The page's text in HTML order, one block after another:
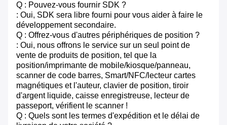
Q : Pouvez-vous fournir SDK ?
: Oui, SDK sera libre fourni pour vous aider à faire le
développement secondaire.
Q : Offrez-vous d'autres périphériques de position ?
: Oui, nous offrons le service sur un seul point de
vente de produits de position, tel que la
position/imprimante de mobile/kiosque/panneau,
scanner de code barres, Smart/NFC/lecteur cartes
magnétiques et l'auteur, clavier de position, tiroir
d'argent liquide, caisse enregistreuse, lecteur de
passeport, vérifient le scanner !
Q : Quels sont les termes d'expédition et le délai de